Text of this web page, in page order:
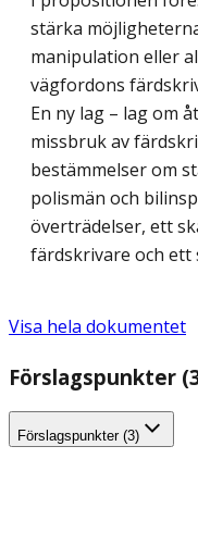
stärka
manipulation eller
vägfordons
En ny lag – lag om
missbruk av
bestämmelser om
polismän och
överträdelser, ett
färdskrivare och ett
Visa hela dokumentet
Förslagspunkter
Förslagspunkter (3)